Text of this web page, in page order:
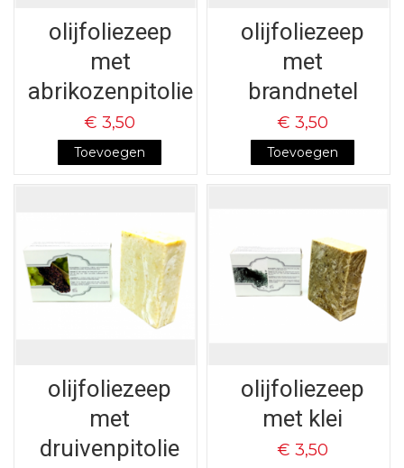
olijfoliezeep
met
abrikozenpitolie
€ 3,50
Toevoegen
olijfoliezeep
met
brandnetel
€ 3,50
Toevoegen
olijfoliezeep
met
druivenpitolie
olijfoliezeep
met klei
€ 3,50